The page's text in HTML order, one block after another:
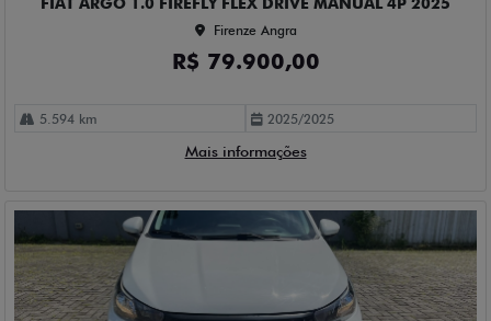
FIAT ARGO 1.0 FIREFLY FLEX DRIVE MANUAL 4P 2025
Firenze Angra
R$ 79.900,00
5.594 km 2025/2025
Mais informações